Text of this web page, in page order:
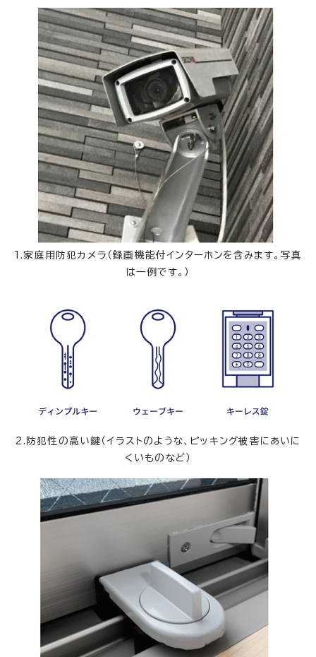
1.家庭用防犯カメラ（録画機能付インターホンを含みます。写真
は一例です。）
2.防犯性の高い鍵（イラストのような、ピッキング被害にあいに
くいものなど）